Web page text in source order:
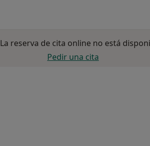
La reserva de cita online no está
Pedir una cita